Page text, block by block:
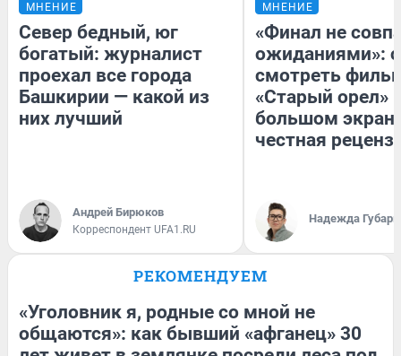
МНЕНИЕ
Север бедный, юг
богатый: журналист
проехал все города
Башкирии — какой из
них лучший
Андрей Бирюков
Корреспондент UFA1.RU
МНЕНИЕ
«Финал не
ожиданиями»:
смотреть
«Старый орел»
большом
честная
Надежда Губарь
РЕКОМЕНДУЕМ
«Уголовник я, родные со мной не
общаются»: как бывший «афганец» 30